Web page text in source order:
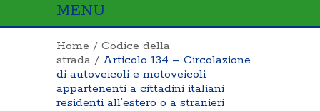
MENU
Home / Codice della
strada / Articolo 134 – Circolazione
di autoveicoli e motoveicoli
appartenenti a cittadini italiani
residenti all’estero o a stranieri